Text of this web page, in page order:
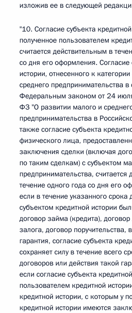
изложив ее в следующей
"10. Согласие субъекта
полученное пользователем
считается действительным в
со дня его оформления. Согласие
истории, отнесенного к
среднего предпринимательства в
Федеральным законом от 24
ФЗ "О развитии малого и
предпринимательства в
также согласие субъекта
физического лица,
заключения сделки (включая
по таким сделкам) с субъектом
предпринимательства, считается
течение одного года со дня его
если в течение указанного срока
субъектом кредитной истории
договор займа (кредита),
залога, договор
гарантия, согласие субъекта
сохраняет силу в течение всего
договоров или действия такой
если согласие субъекта
пользователем кредитной
кредитной истории, с которым у
кредитной истории имеются